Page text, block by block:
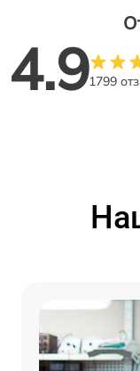
4.91799